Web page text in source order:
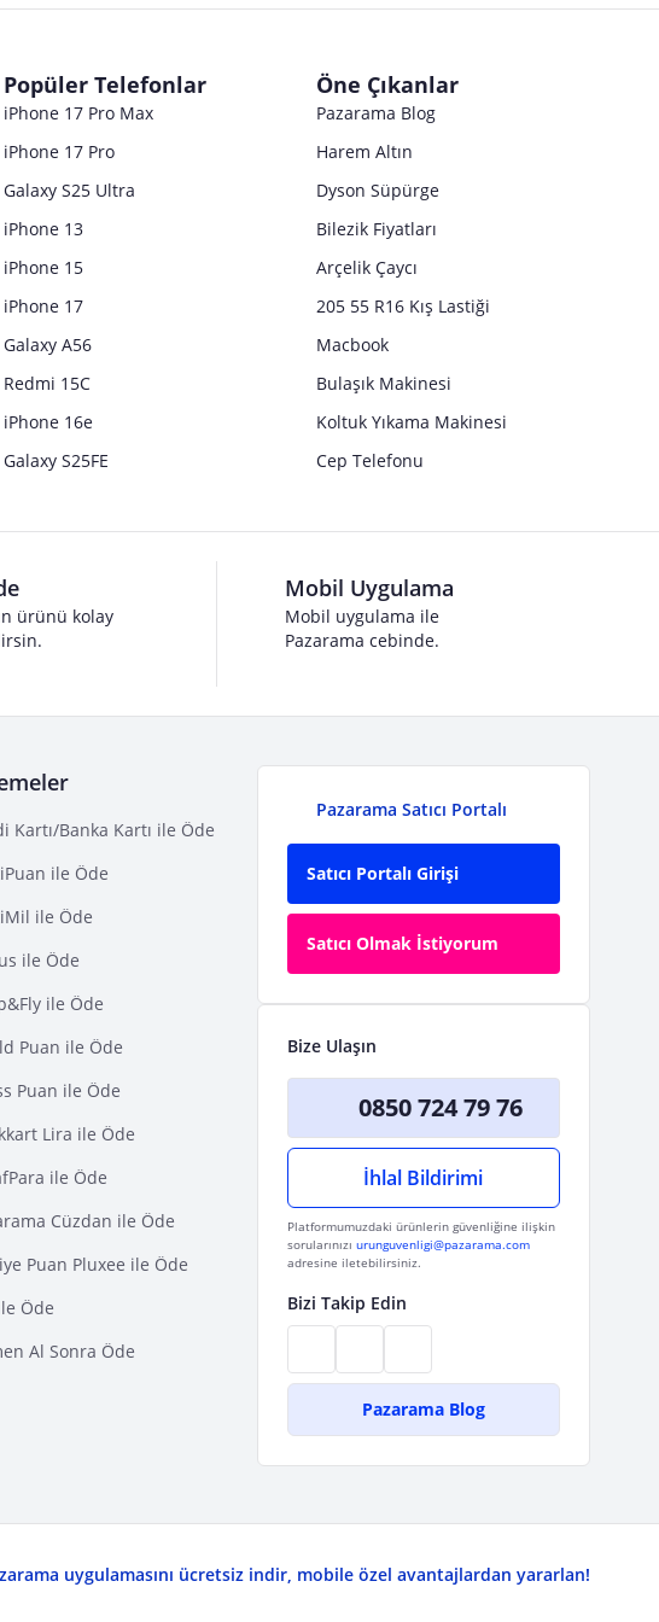
Satıcı bilgi girişi yapmamıştır.
Satıcı bilgi girişi yapmamıştır.
Satıcı bilgi girişi yapmamıştır.
Satıcı bilgi girişi yapmamıştır.
Popüler Telefonlar
iPhone 17 Pro Max
iPhone 17 Pro
Galaxy S25 Ultra
iPhone 13
iPhone 15
iPhone 17
Galaxy A56
Redmi 15C
iPhone 16e
Galaxy S25FE
Öne Çıkanlar
Pazarama Blog
Harem Altın
Dyson Süpürge
Bilezik Fiyatları
Arçelik Çaycı
205 55 R16 Kış Lastiği
Macbook
Bulaşık Makinesi
Koltuk Yıkama Makinesi
Cep Telefonu
ürünü kolay
Mobil Uygulama
Mobil uygulama ile
Pazarama cebinde.
Kartı/Banka Kartı ile Öde
ile Öde
ile Öde
ile Öde
ile Öde
Puan ile Öde
Puan ile Öde
Lira ile Öde
ile Öde
Cüzdan ile Öde
Puan Pluxee ile Öde
Öde
Al Sonra Öde
Pazarama Satıcı Portalı
Satıcı Portalı Girişi
Satıcı Olmak İstiyorum
Bize Ulaşın
0850 724 79 76
İhlal Bildirimi
Platformumuzdaki ürünlerin güvenliğine ilişkin
sorularınızı urunguvenligi@pazarama.com
adresine iletebilirsiniz.
Bizi Takip Edin
Pazarama Blog
uygulamasını ücretsiz indir, mobile özel avantajlardan yararlan!